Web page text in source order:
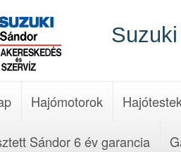
Hajómotorok
Sándor 6 év garancia